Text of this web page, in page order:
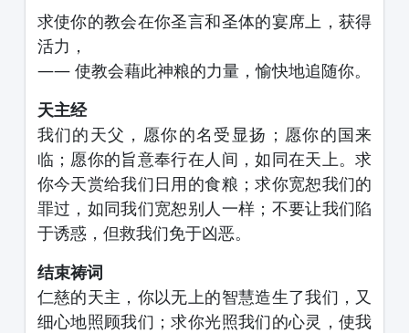
求使你的教会在你圣言和圣体的宴席上，获得
活力，
—— 使教会藉此神粮的力量，愉快地追随你。
天主经
我们的天父，愿你的名受显扬；愿你的国来
临；愿你的旨意奉行在人间，如同在天上。求
你今天赏给我们日用的食粮；求你宽恕我们的
罪过，如同我们宽恕别人一样；不要让我们陷
于诱惑，但救我们免于凶恶。
结束祷词
仁慈的天主，你以无上的智慧造生了我们，又
细心地照顾我们；求你光照我们的心灵，使我